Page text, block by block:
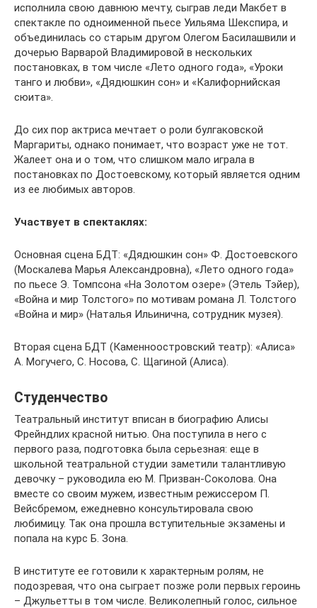
исполнила свою давнюю мечту, сыграв леди Макбет в
спектакле по одноименной пьесе Уильяма Шекспира, и
объединилась со старым другом Олегом Басилашвили и
дочерью Варварой Владимировой в нескольких
постановках, в том числе «Лето одного года», «Уроки
танго и любви», «Дядюшкин сон» и «Калифорнийская
сюита».
До сих пор актриса мечтает о роли булгаковской
Маргариты, однако понимает, что возраст уже не тот.
Жалеет она и о том, что слишком мало играла в
постановках по Достоевскому, который является одним
из ее любимых авторов.
Участвует в спектаклях:
Основная сцена БДТ: «Дядюшкин сон» Ф. Достоевского
(Москалева Марья Александровна), «Лето одного года»
по пьесе Э. Томпсона «На Золотом озере» (Этель Тэйер),
«Война и мир Толстого» по мотивам романа Л. Толстого
«Война и мир» (Наталья Ильинична, сотрудник музея).
Вторая сцена БДТ (Каменноостровский театр): «Алиса»
А. Могучего, С. Носова, С. Щагиной (Алиса).
Студенчество
Театральный институт вписан в биографию Алисы
Фрейндлих красной нитью. Она поступила в него с
первого раза, подготовка была серьезная: еще в
школьной театральной студии заметили талантливую
девочку – руководила ею М. Призван-Соколова. Она
вместе со своим мужем, известным режиссером П.
Вейсбремом, ежедневно консультировала свою
любимицу. Так она прошла вступительные экзамены и
попала на курс Б. Зона.
В институте ее готовили к характерным ролям, не
подозревая, что она сыграет позже роли первых героинь
– Джульетты в том числе. Великолепный голос, сильное